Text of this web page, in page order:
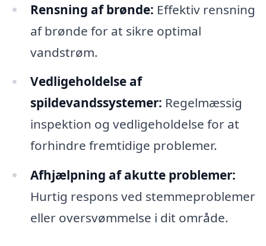
Rensning af brønde: Effektiv rensning
af brønde for at sikre optimal
vandstrøm.
Vedligeholdelse af
spildevandssystemer: Regelmæssig
inspektion og vedligeholdelse for at
forhindre fremtidige problemer.
Afhjælpning af akutte problemer:
Hurtig respons ved stemmeproblemer
eller oversvømmelse i dit område.